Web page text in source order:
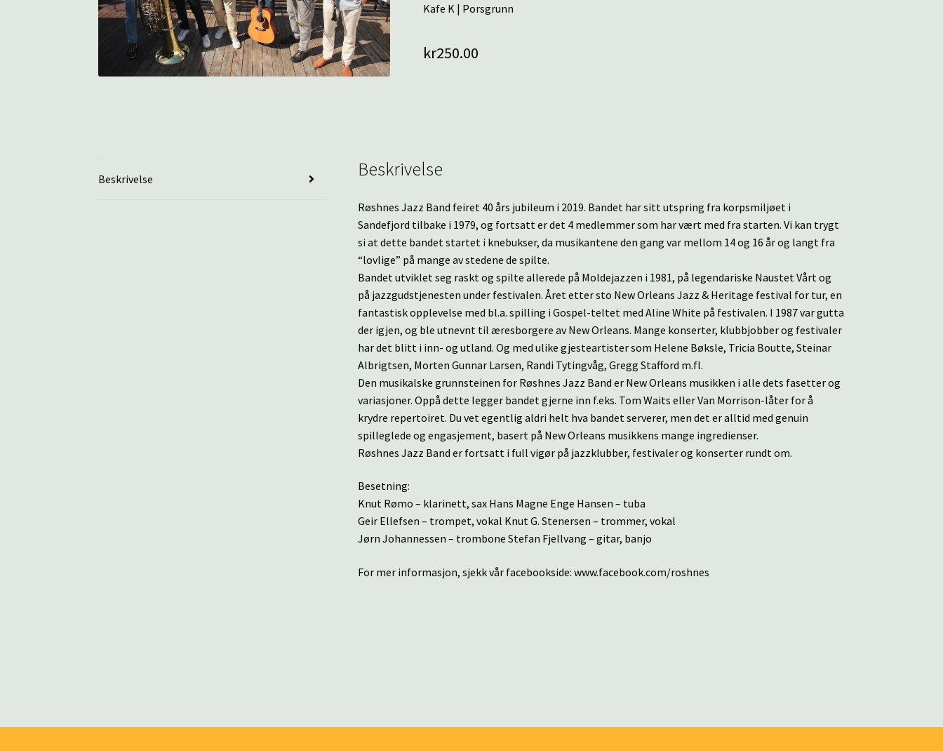
Kafe K | Porsgrunn
kr250.00
Beskrivelse Beskrivelse
Røshnes Jazz Band feiret 40 års jubileum i 2019. Bandet har sitt utspring fra korpsmiljøet i
Sandefjord tilbake i 1979, og fortsatt er det 4 medlemmer som har vært med fra starten. Vi kan trygt
si at dette bandet startet i knebukser, da musikantene den gang var mellom 14 og 16 år og langt fra
“lovlige” på mange av stedene de spilte.
Bandet utviklet seg raskt og spilte allerede på Moldejazzen i 1981, på legendariske Naustet Vårt og
på jazzgudstjenesten under festivalen. Året etter sto New Orleans Jazz & Heritage festival for tur, en
fantastisk opplevelse med bl.a. spilling i Gospel-teltet med Aline White på festivalen. I 1987 var gutta
der igjen, og ble utnevnt til æresborgere av New Orleans. Mange konserter, klubbjobber og festivaler
har det blitt i inn- og utland. Og med ulike gjesteartister som Helene Bøksle, Tricia Boutte, Steinar
Albrigtsen, Morten Gunnar Larsen, Randi Tytingvåg, Gregg Stafford m.fl.
Den musikalske grunnsteinen for Røshnes Jazz Band er New Orleans musikken i alle dets fasetter og
variasjoner. Oppå dette legger bandet gjerne inn f.eks. Tom Waits eller Van Morrison-låter for å
krydre repertoiret. Du vet egentlig aldri helt hva bandet serverer, men det er alltid med genuin
spilleglede og engasjement, basert på New Orleans musikkens mange ingredienser.
Røshnes Jazz Band er fortsatt i full vigør på jazzklubber, festivaler og konserter rundt om.
Besetning:
Knut Rømo – klarinett, sax Hans Magne Enge Hansen – tuba
Geir Ellefsen – trompet, vokal Knut G. Stenersen – trommer, vokal
Jørn Johannessen – trombone Stefan Fjellvang – gitar, banjo
For mer informasjon, sjekk vår facebookside: www.facebook.com/roshnes